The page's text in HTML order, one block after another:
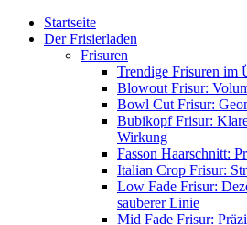
Startseite
Der Frisierladen
Frisuren
Trendige Frisuren im
Blowout Frisur:
Bowl Cut Frisur:
Bubikopf Frisur:
Wirkung
Fasson Haarschnitt:
Italian Crop Frisur:
Low Fade Frisur:
sauberer Linie
Mid Fade Frisur: